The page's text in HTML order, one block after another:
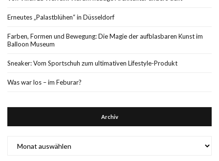
Erneutes „Palastblühen“ in Düsseldorf
Farben, Formen und Bewegung: Die Magie der aufblasbaren Kunst im
Balloon Museum
Sneaker: Vom Sportschuh zum ultimativen Lifestyle-Produkt
Was war los – im Feburar?
Archiv